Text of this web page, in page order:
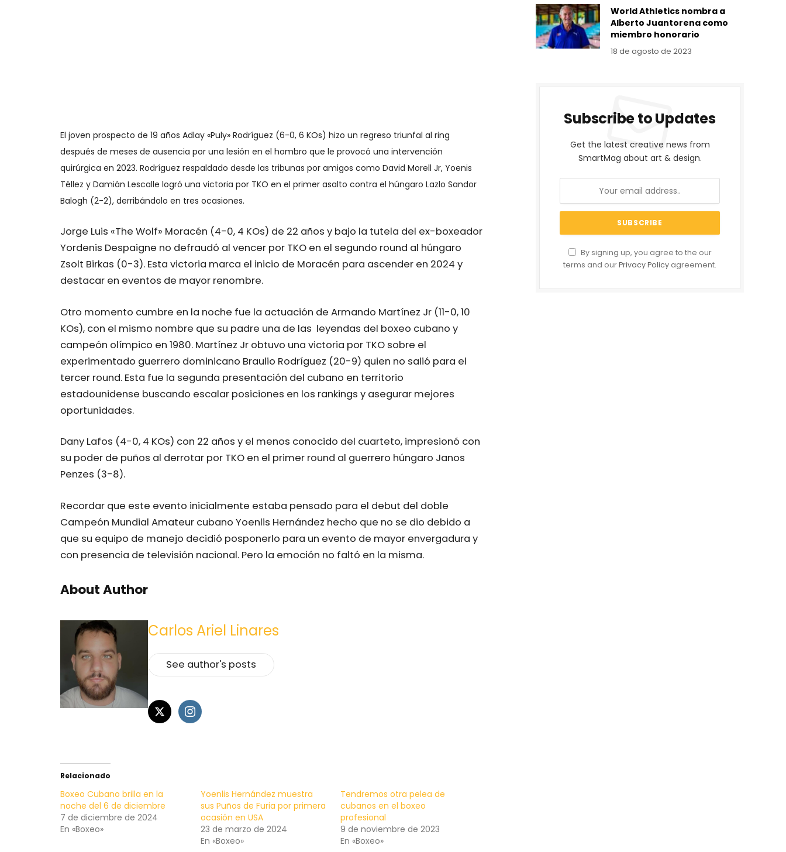
El joven prospecto de 19 años Adlay «Puly» Rodríguez (6-0, 6 KOs) hizo un regreso triunfal al ring
después de meses de ausencia por una lesión en el hombro que le provocó una intervención
quirúrgica en 2023. Rodríguez respaldado desde las tribunas por amigos como David Morell Jr, Yoenis
Téllez y Damián Lescalle logró una victoria por TKO en el primer asalto contra el húngaro Lazlo Sandor
Balogh (2-2), derribándolo en tres ocasiones.
Jorge Luis «The Wolf» Moracén (4-0, 4 KOs) de 22 años y bajo la tutela del ex-boxeador
Yordenis Despaigne no defraudó al vencer por TKO en el segundo round al húngaro
Zsolt Birkas (0-3). Esta victoria marca el inicio de Moracén para ascender en 2024 y
destacar en eventos de mayor renombre.
Otro momento cumbre en la noche fue la actuación de Armando Martínez Jr (11-0, 10
KOs), con el mismo nombre que su padre una de las leyendas del boxeo cubano y
campeón olímpico en 1980. Martínez Jr obtuvo una victoria por TKO sobre el
experimentado guerrero dominicano Braulio Rodríguez (20-9) quien no salió para el
tercer round. Esta fue la segunda presentación del cubano en territorio
estadounidense buscando escalar posiciones en los rankings y asegurar mejores
oportunidades.
Dany Lafos (4-0, 4 KOs) con 22 años y el menos conocido del cuarteto, impresionó con
su poder de puños al derrotar por TKO en el primer round al guerrero húngaro Janos
Penzes (3-8).
Recordar que este evento inicialmente estaba pensado para el debut del doble
Campeón Mundial Amateur cubano Yoenlis Hernández hecho que no se dio debido a
que su equipo de manejo decidió posponerlo para un evento de mayor envergadura y
con presencia de televisión nacional. Pero la emoción no faltó en la misma.
About Author
Carlos Ariel Linares
See author's posts
Relacionado
Boxeo Cubano brilla en la
noche del 6 de diciembre
7 de diciembre de 2024
En «Boxeo»
Yoenlis Hernández muestra
sus Puños de Furia por primera
ocasión en USA
23 de marzo de 2024
En «Boxeo»
Tendremos otra pelea de
cubanos en el boxeo
profesional
9 de noviembre de 2023
En «Boxeo»
World Athletics nombra a
Alberto Juantorena como
miembro honorario
18 de agosto de 2023
Subscribe to Updates
Get the latest creative news from
SmartMag about art & design.
By signing up, you agree to the our
terms and ourPrivacy Policy agreement.